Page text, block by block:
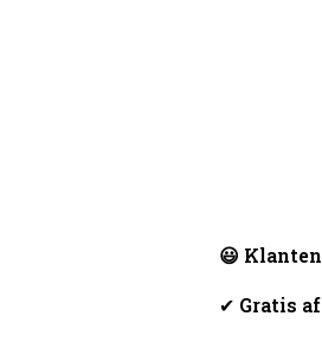
😃
✔ Gratis